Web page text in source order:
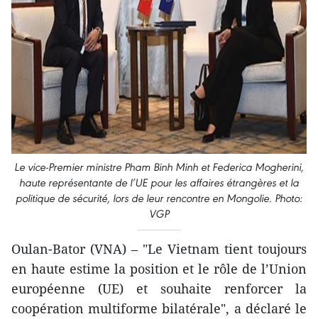
Le vice-Premier ministre Pham Binh Minh et Federica Mogherini,
haute représentante de l’UE pour les affaires étrangères et la
politique de sécurité, lors de leur rencontre en Mongolie. Photo:
VGP
Oulan-Bator (VNA) – "Le Vietnam tient toujours
en haute estime la position et le rôle de l’Union
européenne (UE) et souhaite renforcer la
coopération multiforme bilatérale", a déclaré le